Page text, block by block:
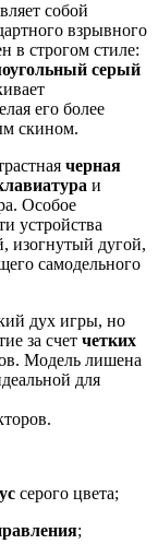
собой
взрывного
в строгом стиле:
серый
его более
скином.
черная
и
Особое
устройства
изогнутый дугой,
самодельного
дух игры, но
за счет четких
Модель лишена
для
серого цвета;
;